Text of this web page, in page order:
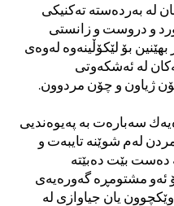
لە بەردەستە تەکنیکی
و دروست و زانستی
بۆ لێکۆڵینەوە لەوەی
لە ئەشکەوتی
ژیاون و چۆن مردوون.
سەبارەت بە پەیوەندیی
لەم شوێنە تایبەت و
دەست بێت دەبێتە
ئەو مشتومڕە گەورەیەی
یان جیاوازی لە